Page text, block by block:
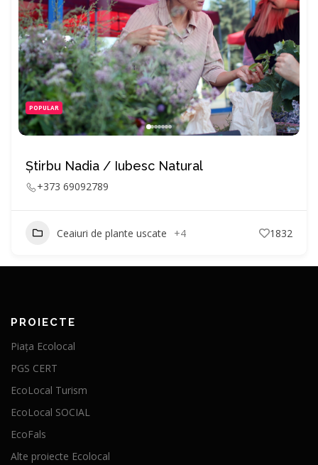
POPULAR
Știrbu Nadia / Iubesc Natural
+373 69092789
Ceaiuri de plante uscate +4 1832
PROIECTE
Piața Ecolocal
PGS CERT
EcoLocal Turism
EcoLocal SOCIAL
EcoFals
Alte proiecte Ecolocal